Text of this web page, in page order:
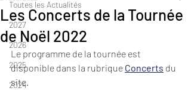
Toutes les Actualités
2027
2026
2025
2024
Les Concerts de la Tournée
de Noël 2022
Le programme de la tournée est
disponible dans la rubrique Concerts du
site.